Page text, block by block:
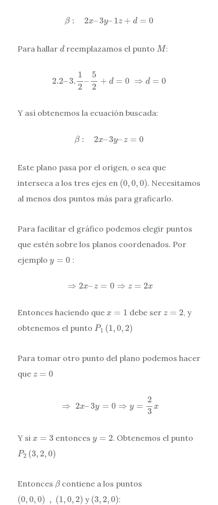
β : 2x–3y–1z + d = 0
2x 3y 1 z+ d =0
Para hallar d
dreemplazamos el punto M
M :
2.2–3.
1
2
–
5
2
+ d = 0 ⇒ d = 0
–3. 2
Y así obtenemos la ecuación buscada:
β : 2x–3y–z = 0
β 2x– 3y– =
Este plano pasa por el origen, o sea que
interseca a los tres ejes en (0,0,0)
(0 0, 0) . Necesitamos
al menos dos puntos más para graficarlo.
Para facilitar el gráfico podemos elegir puntos
que estén sobre los planos coordenados. Por
ejemplo y = 0
y =0 :
⇒ 2x– z = 0 ⇒ z = 2x
⇒2 – z= 0⇒z =2x
Entonces haciendo que x = 1
x=1 debe ser z = 2
z=2
, y
obtenemos el punto P1 (1,0, 2)
P1 1,0 ,2 )
Para tomar otro punto del plano podemos hacer
que z = 0
z=0
⇒ 2x–3y = 0 ⇒ y =
2
3 x
Y si x = 3
x=3 entonces y = 2
y =2 . Obtenemos el punto
P2 (3, 2,0)
P2 (3 2, 0)
Entonces β
βcontiene a los puntos
(0,0,0) , (1,0, 2)
(0 0, 0), 0,2 ) y (3, 2,0)
(3 2, 0) :